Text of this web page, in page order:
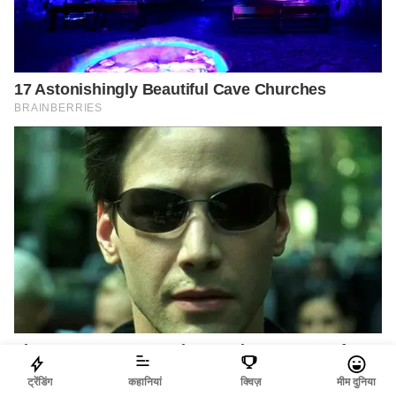
ट्रेंडिंग कहानियां क्विज़ मीम दुनिया